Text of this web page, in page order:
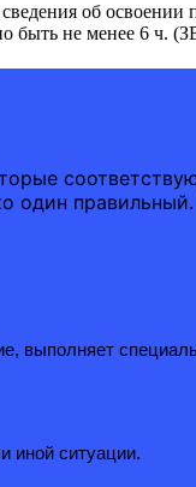
об
быть не менее 6 ч.
один
выполняет
иной ситуации.